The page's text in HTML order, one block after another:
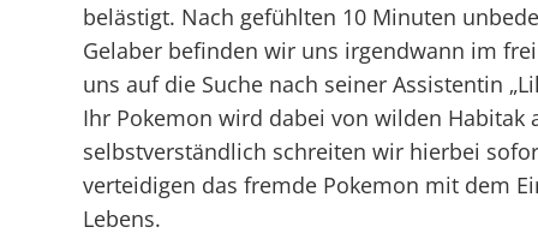
belästigt. Nach gefühlten 10 Minuten
Gelaber befinden wir uns irgendwann im
uns auf die Suche nach seiner Assistentin
Ihr Pokemon wird dabei von wilden Habitak
selbstverständlich schreiten wir hierbei
verteidigen das fremde Pokemon mit dem
Lebens.